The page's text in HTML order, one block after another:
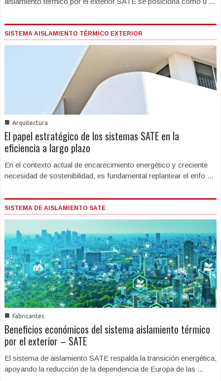
SISTEMA AISLAMIENTO TÉRMICO EXTERIOR
■ Arquitectura
El papel estratégico de los sistemas SATE en la
eficiencia a largo plazo
En el contexto actual de encarecimiento energético y creciente
necesidad de sostenibilidad, es fundamental replantear el enfo ...
SISTEMA DE AISLAMIENTO SATE
■ Fabricantes
Beneficios económicos del sistema aislamiento térmico
por el exterior – SATE
El sistema de aislamiento SATE respalda la transición energética,
apoyando la reducción de la dependencia de Europa de las ...